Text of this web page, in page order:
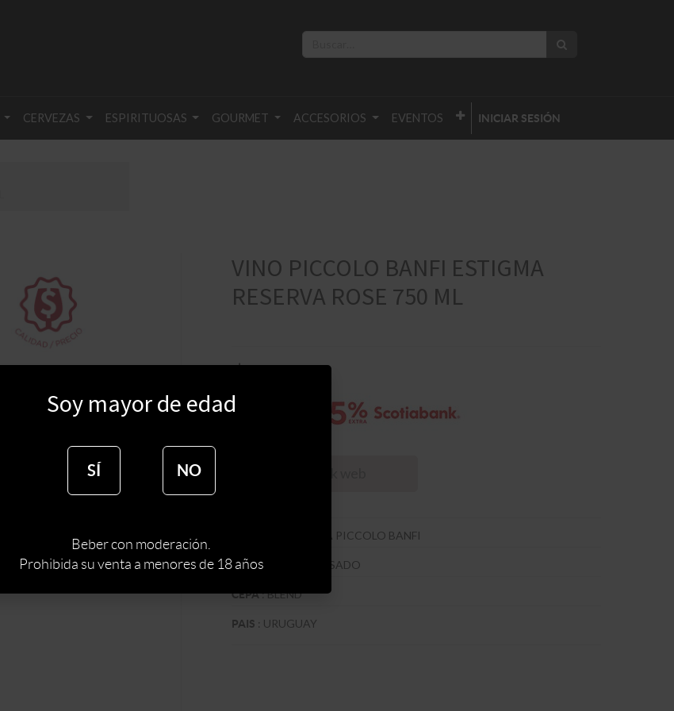
CERVEZAS ESPIRITUOSAS GOURMET ACCESORIOS EVENTOS INICIAR SESIÓN
VINO PICCOLO BANFI ESTIGMA
RESERVA ROSE 750 ML
$409
$
BODEGA PICCOLO BANFI
TIPO DE VINO ROSADO
CEPA:BLEND
PAIS : URUGUAY
Soy mayor de edad
SÍ NO
Beber con moderación.
Prohibida su venta a menores de 18 años